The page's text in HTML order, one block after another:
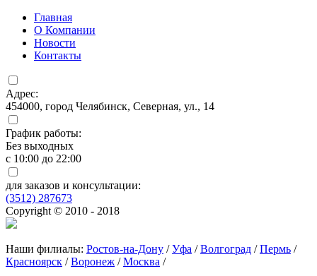
Главная
О Компании
Новости
Контакты
Адрес:
454000, город Челябинск, Северная, ул., 14
График работы:
Без выходных
с 10:00 до 22:00
для заказов и консультации:
(3512) 287673
Copyright © 2010 - 2018
Наши филиалы: Ростов-на-Дону /Уфа /Волгоград /Пермь /
Красноярск /Воронеж /Москва /